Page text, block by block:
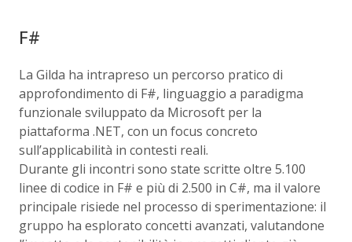
F#
La Gilda ha intrapreso un percorso pratico di
approfondimento di F#, linguaggio a paradigma
funzionale sviluppato da Microsoft per la
piattaforma .NET, con un focus concreto
sull’applicabilità in contesti reali.
Durante gli incontri sono state scritte oltre 5.100
linee di codice in F# e più di 2.500 in C#, ma il valore
principale risiede nel processo di sperimentazione: il
gruppo ha esplorato concetti avanzati, valutandone